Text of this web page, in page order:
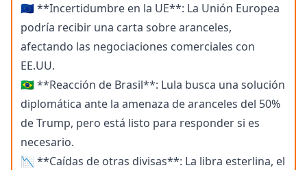
🇪🇺 **Incertidumbre en la UE**: La Unión Europea
podría recibir una carta sobre aranceles,
afectando las negociaciones comerciales con
EE.UU.
🇧🇷 **Reacción de Brasil**: Lula busca una solución
diplomática ante la amenaza de aranceles del 50%
de Trump, pero está listo para responder si es
necesario.
📉 **Caídas de otras divisas**: La libra esterlina, el